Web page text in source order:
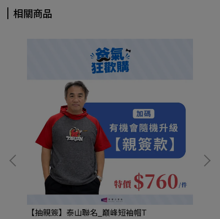
相關商品
【抽親簽】泰山聯名_巔峰短袖帽T